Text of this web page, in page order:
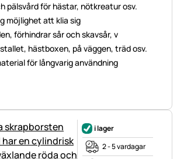
pälsvård för hästar, nötkreatur osv.
möjlighet att klia sig
förhindrar sår och skavsår, v
hästboxen, på väggen, träd osv.
för långvarig användning
i lager
2 - 5 vardagar